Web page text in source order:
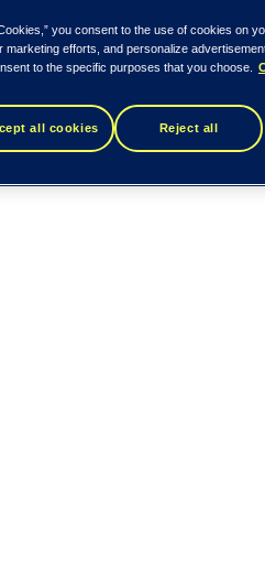
you consent to the use of cookies on
marketing efforts, and personalize
to the specific purposes that you choose.
all cookies Reject all